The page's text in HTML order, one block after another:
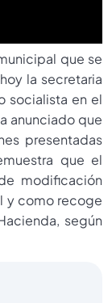
que se
la secretaria
socialista en el
anunciado que
presentadas
que el
modificación
y como recoge
según